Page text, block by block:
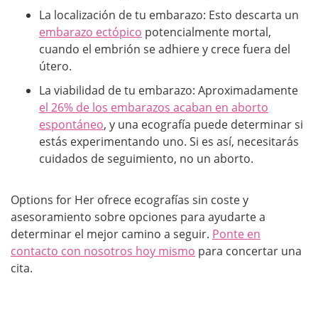
La localización de tu embarazo: Esto descarta un
embarazo ectópico potencialmente mortal,
cuando el embrión se adhiere y crece fuera del
útero.
La viabilidad de tu embarazo: Aproximadamente
el 26% de los embarazos acaban en aborto
espontáneo, y una ecografía puede determinar si
estás experimentando uno. Si es así, necesitarás
cuidados de seguimiento, no un aborto.
Options for Her ofrece ecografías sin coste y
asesoramiento sobre opciones para ayudarte a
determinar el mejor camino a seguir. Ponte en
contacto con nosotros hoy mismo para concertar una
cita.